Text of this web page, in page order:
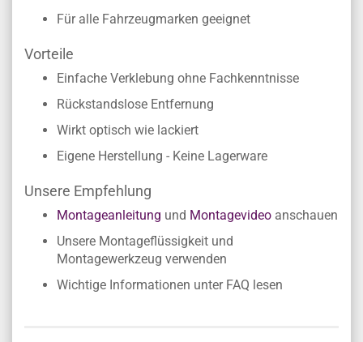
Für alle Fahrzeugmarken geeignet
Vorteile
Einfache Verklebung ohne Fachkenntnisse
Rückstandslose Entfernung
Wirkt optisch wie lackiert
Eigene Herstellung - Keine Lagerware
Unsere Empfehlung
Montageanleitung und Montagevideo anschauen
Unsere Montageflüssigkeit und
Montagewerkzeug verwenden
Wichtige Informationen unter FAQ lesen